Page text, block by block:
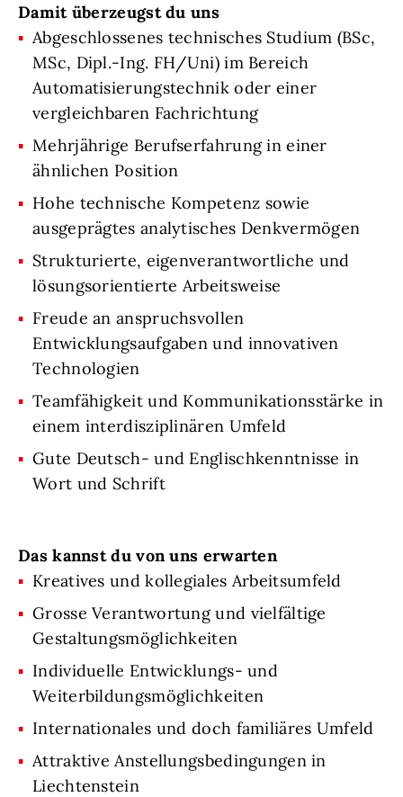
Damit überzeugst du uns
Abgeschlossenes technisches Studium (BSc,
MSc, Dipl.-Ing. FH/Uni) im Bereich
Automatisierungstechnik oder einer
vergleichbaren Fachrichtung
Mehrjährige Berufserfahrung in einer
ähnlichen Position
Hohe technische Kompetenz sowie
ausgeprägtes analytisches Denkvermögen
Strukturierte, eigenverantwortliche und
lösungsorientierte Arbeitsweise
Freude an anspruchsvollen
Entwicklungsaufgaben und innovativen
Technologien
Teamfähigkeit und Kommunikationsstärke in
einem interdisziplinären Umfeld
Gute Deutsch- und Englischkenntnisse in
Wort und Schrift
Das kannst du von uns erwarten
Kreatives und kollegiales Arbeitsumfeld
Grosse Verantwortung und vielfältige
Gestaltungsmöglichkeiten
Individuelle Entwicklungs- und
Weiterbildungsmöglichkeiten
Internationales und doch familiäres Umfeld
Attraktive Anstellungsbedingungen in
Liechtenstein